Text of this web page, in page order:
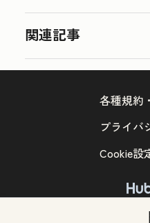
関連記事
Copyright ©
各種規約
プライバ
Cookie設